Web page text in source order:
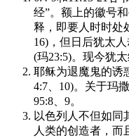
经”。额上的徽号
释，即要人时时处
16)，但日后犹太
(玛23:5)。现今犹
耶稣为退魔鬼的诱
4:7、10)。关于玛
95:8、9。
以色列人不但如同
人类的创造者，而